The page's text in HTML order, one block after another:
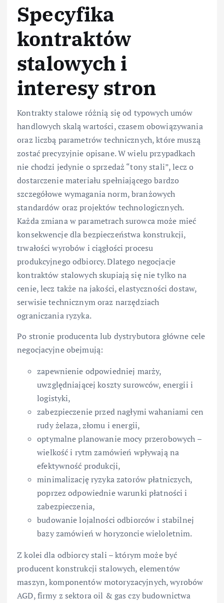
Specyfika
kontraktów
stalowych i
interesy stron
Kontrakty stalowe różnią się od typowych umów
handlowych skalą wartości, czasem obowiązywania
oraz liczbą parametrów technicznych, które muszą
zostać precyzyjnie opisane. W wielu przypadkach
nie chodzi jedynie o sprzedaż “tony stali”, lecz o
dostarczenie materiału spełniającego bardzo
szczegółowe wymagania norm, branżowych
standardów oraz projektów technologicznych.
Każda zmiana w parametrach surowca może mieć
konsekwencje dla bezpieczeństwa konstrukcji,
trwałości wyrobów i ciągłości procesu
produkcyjnego odbiorcy. Dlatego negocjacje
kontraktów stalowych skupiają się nie tylko na
cenie, lecz także na jakości, elastyczności dostaw,
serwisie technicznym oraz narzędziach
ograniczania ryzyka.
Po stronie producenta lub dystrybutora główne cele
negocjacyjne obejmują:
zapewnienie odpowiedniej marży,
uwzględniającej koszty surowców, energii i
logistyki,
zabezpieczenie przed nagłymi wahaniami cen
rudy żelaza, złomu i energii,
optymalne planowanie mocy przerobowych –
wielkość i rytm zamówień wpływają na
efektywność produkcji,
minimalizację ryzyka zatorów płatniczych,
poprzez odpowiednie warunki płatności i
zabezpieczenia,
budowanie lojalności odbiorców i stabilnej
bazy zamówień w horyzoncie wieloletnim.
Z kolei dla odbiorcy stali – którym może być
producent konstrukcji stalowych, elementów
maszyn, komponentów motoryzacyjnych, wyrobów
AGD, firmy z sektora oil & gas czy budownictwa